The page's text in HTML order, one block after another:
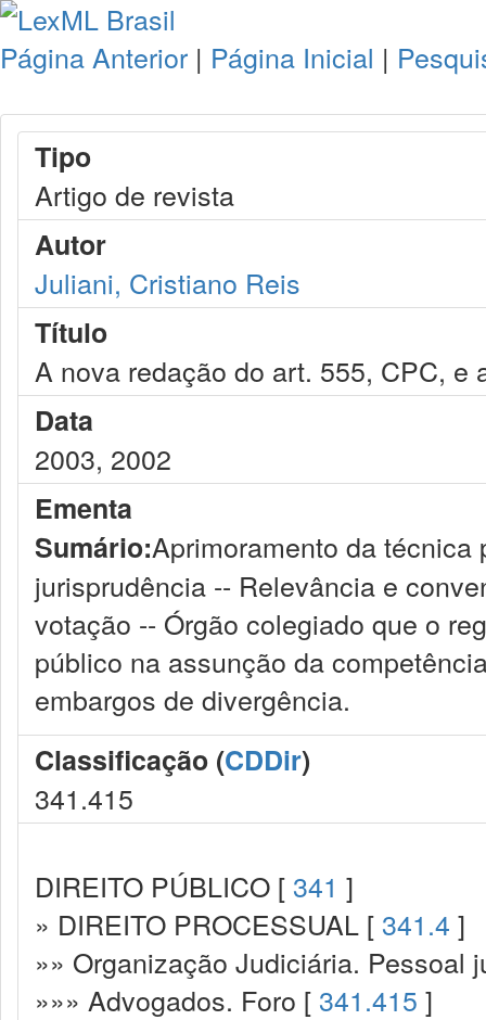
Página Anterior | Página Inicial |
Tipo
Artigo de revista
Autor
Juliani, Cristiano Reis
Título
A nova redação do art. 555, CPC,
Data
2003, 2002
Ementa
Sumário:Aprimoramento da
jurisprudência -- Relevância e
votação -- Órgão colegiado que o
público na assunção da
embargos de divergência.
Classificação (CDDir)
341.415
DIREITO PÚBLICO [ 341 ]
» DIREITO PROCESSUAL [ 341.4 ]
»» Organização Judiciária. Pessoal
»»» Advogados. Foro [ 341.415 ]